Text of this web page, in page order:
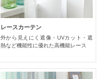
レースカーテン
外から見えにく遮像・UVカット・遮
熱など機能性に優れた高機能レース